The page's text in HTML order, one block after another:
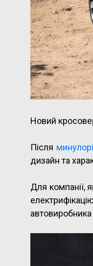
Новий
Після
дизайн та
Для компанії,